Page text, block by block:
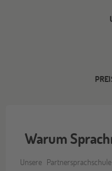
Warum
Unsere